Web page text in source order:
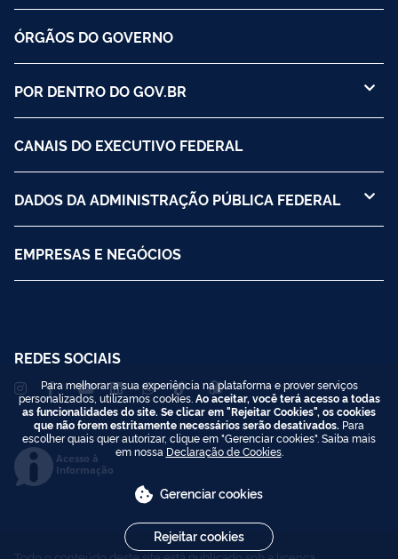
ÓRGÃOS DO GOVERNO
POR DENTRO DO GOV.BR
CANAIS DO EXECUTIVO FEDERAL
DADOS DA ADMINISTRAÇÃO PÚBLICA FEDERAL
EMPRESAS E NEGÓCIOS
REDES SOCIAIS
Acesso à
Informação
Para melhorar a sua experiência na plataforma e prover serviços
personalizados, utilizamos cookies. Ao aceitar, você terá acesso a todas
as funcionalidades do site. Se clicar em "Rejeitar Cookies", os cookies
que não forem estritamente necessários serão desativados. Para
escolher quais quer autorizar, clique em "Gerenciar cookies". Saiba mais
em nossa Declaração de Cookies.
Gerenciar cookies
Rejeitar cookies